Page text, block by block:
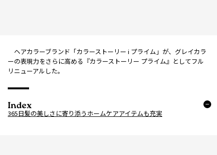
ヘアカラーブランド「カラーストーリー i プライム」が、グレイカラ
ーの表現力をさらに高める『カラーストーリー プライム』としてフル
リニューアルした。
Index
365日髪の美しさに寄り添うホームケアアイテムも充実